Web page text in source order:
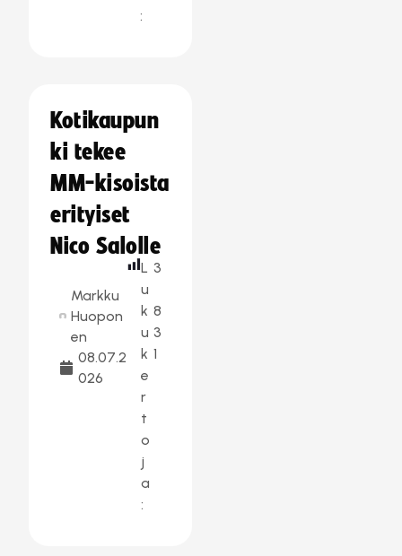
:
Kotikaupun
ki tekee
MM-kisoista
erityiset
Nico Salolle
Markku
Huopon
en
08.07.2
026
L
u
k
u
k
e
r
t
o
j
a
:
3
8
3
1